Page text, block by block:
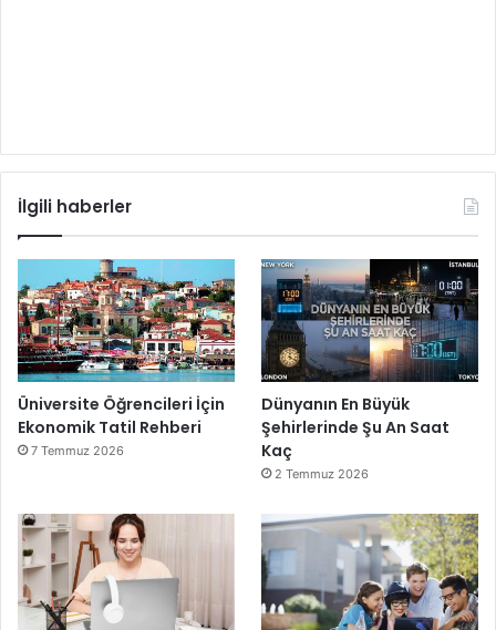
İlgili haberler
Üniversite Öğrencileri İçin
Ekonomik Tatil Rehberi
7 Temmuz 2026
Dünyanın En Büyük
Şehirlerinde Şu An Saat
Kaç
2 Temmuz 2026